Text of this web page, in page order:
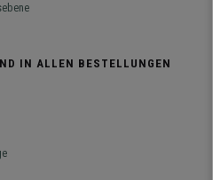
IN ALLEN BESTELLUNGEN